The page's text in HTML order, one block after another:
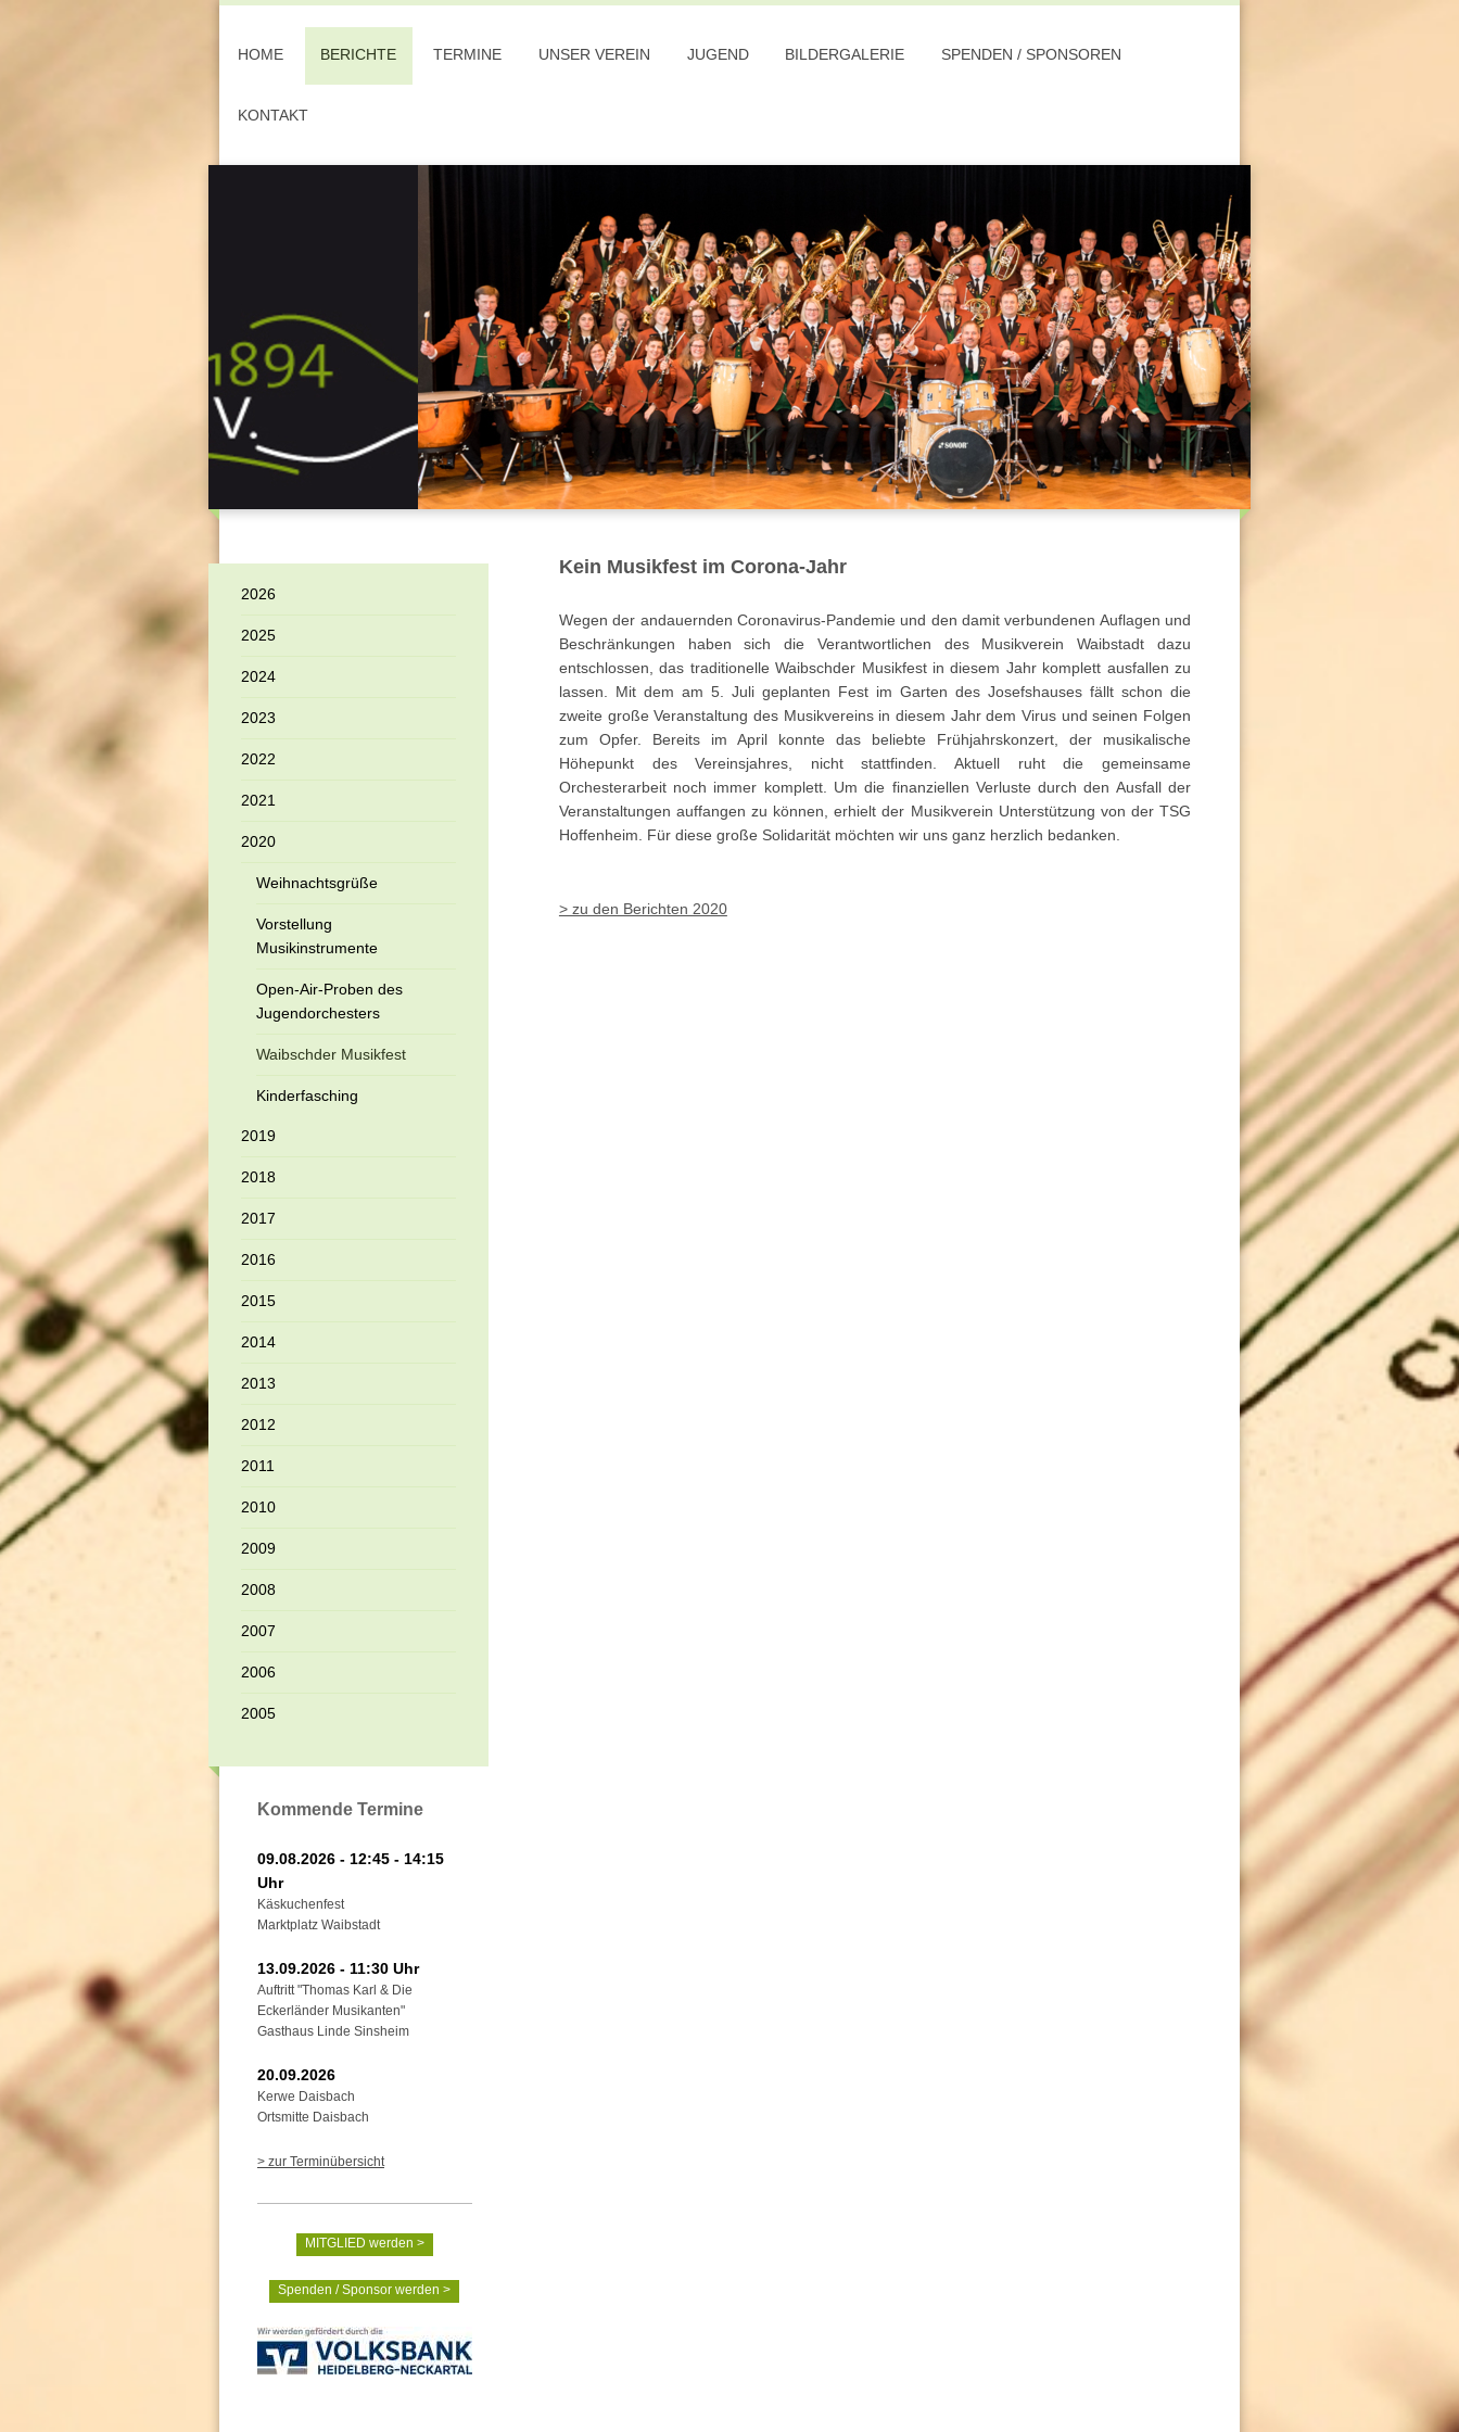
HOME BERICHTE TERMINE UNSER VEREIN JUGEND BILDERGALERIE SPENDEN / SPONSOREN
KONTAKT
Kein Musikfest im Corona-Jahr
Wegen der andauernden Coronavirus-Pandemie und den damit verbundenen Auflagen und
Beschränkungen haben sich die Verantwortlichen des Musikverein Waibstadt dazu
entschlossen, das traditionelle Waibschder Musikfest in diesem Jahr komplett ausfallen zu
lassen. Mit dem am 5. Juli geplanten Fest im Garten des Josefshauses fällt schon die
zweite große Veranstaltung des Musikvereins in diesem Jahr dem Virus und seinen Folgen
zum Opfer. Bereits im April konnte das beliebte Frühjahrskonzert, der musikalische
Höhepunkt des Vereinsjahres, nicht stattfinden. Aktuell ruht die gemeinsame
Orchesterarbeit noch immer komplett. Um die finanziellen Verluste durch den Ausfall der
Veranstaltungen auffangen zu können, erhielt der Musikverein Unterstützung von der TSG
Hoffenheim. Für diese große Solidarität möchten wir uns ganz herzlich bedanken.
> zu den Berichten 2020
2026
2025
2024
2023
2022
2021
2020
Weihnachtsgrüße
Vorstellung
Musikinstrumente
Open-Air-Proben des
Jugendorchesters
Waibschder Musikfest
Kinderfasching
2019
2018
2017
2016
2015
2014
2013
2012
2011
2010
2009
2008
2007
2006
2005
Kommende Termine
09.08.2026 - 12:45 - 14:15
Uhr
Käskuchenfest
Marktplatz Waibstadt
13.09.2026 - 11:30 Uhr
Auftritt "Thomas Karl & Die
Eckerländer Musikanten"
Gasthaus Linde Sinsheim
20.09.2026
Kerwe Daisbach
Ortsmitte Daisbach
> zur Terminübersicht
MITGLIED werden >
Spenden / Sponsor werden >